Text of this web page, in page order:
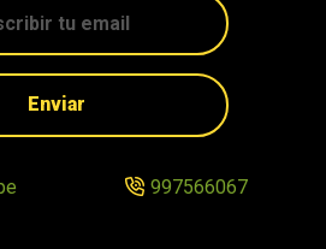
Enviar
997566067